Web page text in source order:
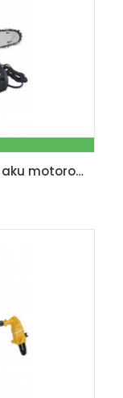
RACS 2520i SET- reťazová píla s aku motorom 20 V